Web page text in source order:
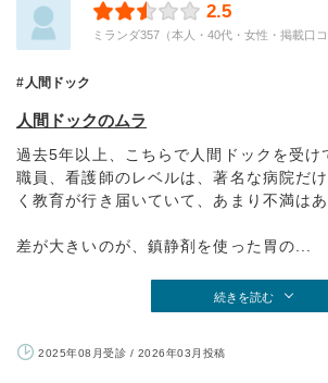
2.5
ミランダ357（本人・40代・女性・掲載口コ
人間ドック
人間ドックのムラ
過去5年以上、こちらで人間ドックを受け
職員、看護師のレベルは、著名な病院だ
く教育が行き届いていて、あまり不満はあ
差が大きいのが、鎮静剤を使った胃の...
続きを読む
2025年08月受診 / 2026年03月投稿